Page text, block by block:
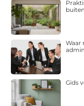
Waar
Gids